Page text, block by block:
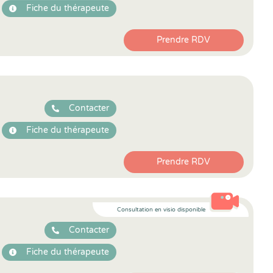
Fiche du thérapeute
Prendre RDV
Contacter
Fiche du thérapeute
Prendre RDV
Consultation en visio disponible
Contacter
Fiche du thérapeute